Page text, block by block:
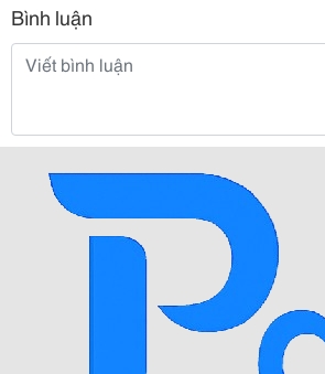
Bình luận